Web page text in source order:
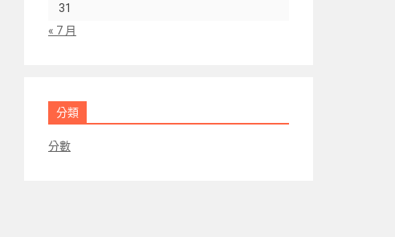
31
« 7 月
分類
分數